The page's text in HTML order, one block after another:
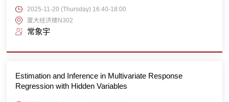
2025-11-20 (Thursday) 16:40-18:00
厦大经济楼N302
常象宇
Estimation and Inference in Multivariate Response
Regression with Hidden Variables